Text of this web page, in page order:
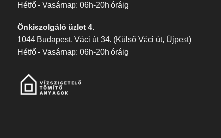
Hétfő - Vasárnap: 06h-20h óráig
Önkiszolgáló üzlet 4.
1044 Budapest, Váci út 34. (Külső Váci út, Újpest)
Hétfő - Vasárnap: 06h-20h óráig